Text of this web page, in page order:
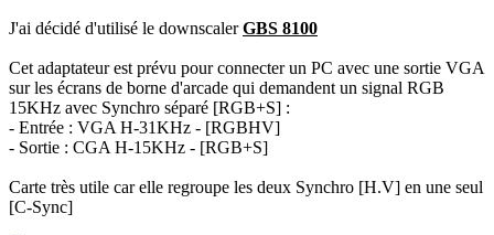
J'ai décidé d'utilisé le downscalerGBS 8100
Cet adaptateur est prévu pour connecter un PC avec une sortie VGA
sur les écrans de borne d'arcade qui demandent un signal RGB
15KHz avec Synchro séparé [RGB+S] :
- Entrée : VGA H-31KHz - [RGBHV]
- Sortie : CGA H-15KHz - [RGB+S]
Carte très utile car elle regroupe les deux Synchro [H.V] en une seul
[C-Sync]